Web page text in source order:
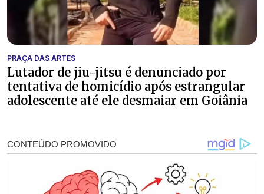
PRAÇA DAS ARTES
Lutador de jiu-jitsu é denunciado por
tentativa de homicídio após estrangular
adolescente até ele desmaiar em Goiânia